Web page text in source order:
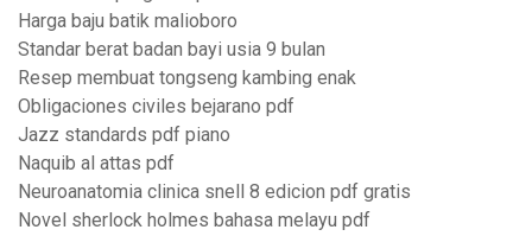
Harga baju batik malioboro
Standar berat badan bayi usia 9 bulan
Resep membuat tongseng kambing enak
Obligaciones civiles bejarano pdf
Jazz standards pdf piano
Naquib al attas pdf
Neuroanatomia clinica snell 8 edicion pdf gratis
Novel sherlock holmes bahasa melayu pdf